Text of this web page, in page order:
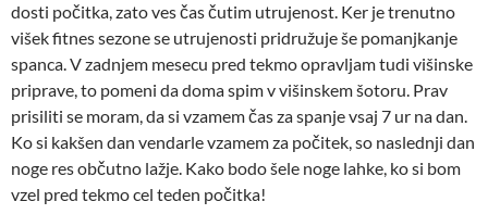
dosti počitka, zato ves čas čutim utrujenost. Ker je trenutno
višek fitnes sezone se utrujenosti pridružuje še pomanjkanje
spanca. V zadnjem mesecu pred tekmo opravljam tudi višinske
priprave, to pomeni da doma spim v višinskem šotoru. Prav
prisiliti se moram, da si vzamem čas za spanje vsaj 7 ur na dan.
Ko si kakšen dan vendarle vzamem za počitek, so naslednji dan
noge res občutno lažje. Kako bodo šele noge lahke, ko si bom
vzel pred tekmo cel teden počitka!